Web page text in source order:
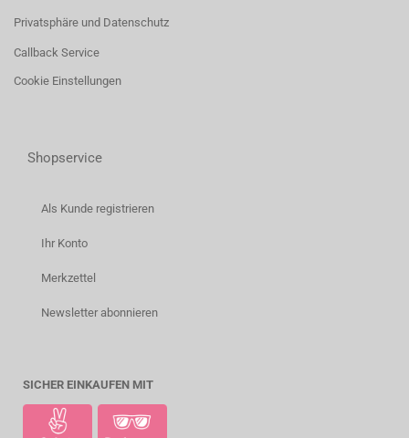
Privatsphäre und Datenschutz
Callback Service
Cookie Einstellungen
Shopservice
Als Kunde registrieren
Ihr Konto
Merkzettel
Newsletter abonnieren
SICHER EINKAUFEN MIT